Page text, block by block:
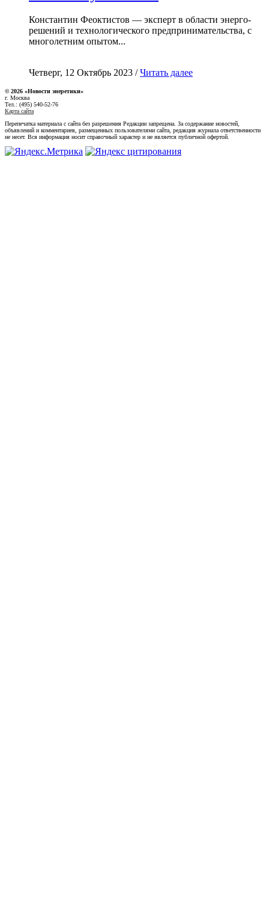
Константин Феоктистов — эксперт в области энерго-
решений и технологического предпринимательства, с
многолетним опытом...
Четверг, 12 Октябрь 2023 /Читать далее
© 2026 «Новости энеретики»
г. Москва
Тел.: (495) 540-52-76
Карта сайта
Перепечатка материала с сайта без разрешения Редакции запрещена. За содержание новостей,
объявлений и комментариев, размещенных пользователями сайта, редакция журнала ответственности
не несет. Вся информация носит справочный характер и не является публичной офертой.